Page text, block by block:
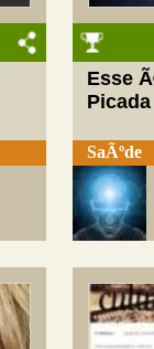
Esse
SaÃºde